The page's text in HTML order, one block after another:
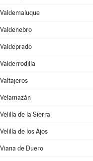
Valdemaluque
Valdenebro
Valdeprado
Valderrodilla
Valtajeros
Velamazán
Velilla de la Sierra
Velilla de los Ajos
Viana de Duero